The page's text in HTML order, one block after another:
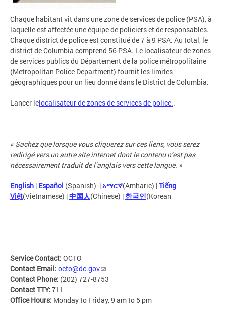
Chaque habitant vit dans une zone de services de police (PSA), à
laquelle est affectée une équipe de policiers et de responsables.
Chaque district de police est constitué de 7 à 9 PSA. Au total, le
district de Columbia comprend 56 PSA. Le localisateur de zones
de services publics du Département de la police métropolitaine
(Metropolitan Police Department) fournit les limites
géographiques pour un lieu donné dans le District de Columbia.
Lancer lelocalisateur de zones de services de police..
« Sachez que lorsque vous cliquerez sur ces liens, vous serez
redirigé vers un autre site internet dont le contenu n’est pas
nécessairement traduit de l’anglais vers cette langue. »
English | Español (Spanish) |አማርኛ(Amharic) |Tiếng
Việt(Vietnamese) |中国人(Chinese) | 한국인(Korean
Service Contact: OCTO
Contact Email: octo@dc.gov
Contact Phone: (202) 727-8753
Contact TTY: 711
Office Hours: Monday to Friday, 9 am to 5 pm